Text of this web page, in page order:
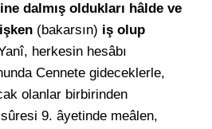
dalmış oldukları hâlde ve
(bakarsın) iş olup
herkesin hesâbı
Cennete gideceklerle,
olanlar birbirinden
sûresi 9. âyetinde meâlen,